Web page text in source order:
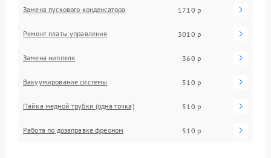
Замена пускового конденсатора 1710 р
Ремонт платы управления 3010 р
Замена ниппеля 360 р
Вакуумирование системы 510 р
Пайка медной трубки (одна точка) 510 р
Работа по дозаправке фреоном 510 р